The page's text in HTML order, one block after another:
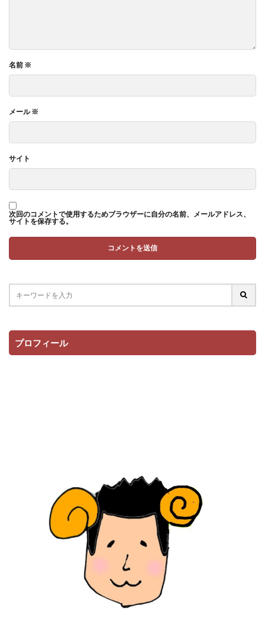
名前 ※
メール※
サイト
次回のコメントで使用するためブラウザーに自分の名前、メールアドレス、
サイトを保存する。
プロフィール